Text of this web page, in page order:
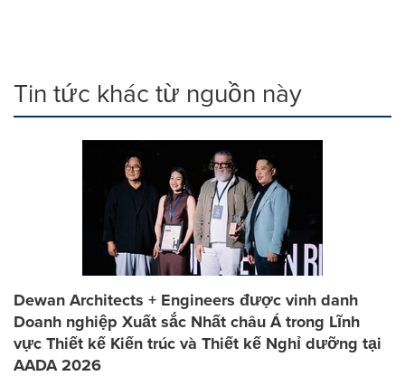
Tin tức khác từ nguồn này
Dewan Architects + Engineers được vinh danh
Doanh nghiệp Xuất sắc Nhất châu Á trong Lĩnh
vực Thiết kế Kiến trúc và Thiết kế Nghỉ dưỡng tại
AADA 2026